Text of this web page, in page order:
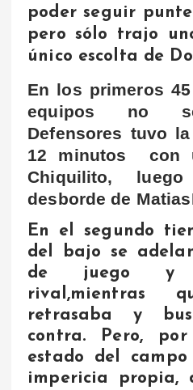
poder seguir
pero sólo trajo
único escolta de
En los primeros
equipos no
Defensores tuvo
12 minutos con
Chiquilito,
desborde de
En el segundo
del bajo se
de juego y
rival,mientras
retrasaba y
contra. Pero,
estado del
impericia propia,